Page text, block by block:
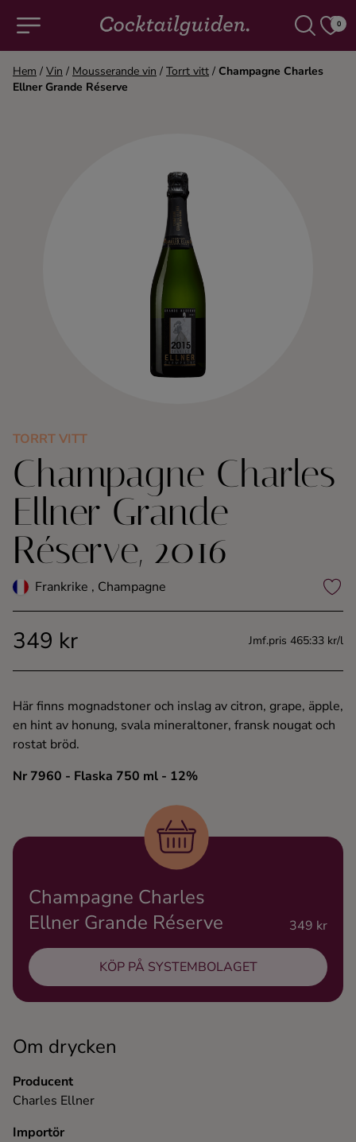
0
COCKTAILS & DRINKAR
Rom
Shots
Tequila
Vodka
Ingredienser
Hem / Vin / Mousserande vin / Torrt vitt / Champagne Charles
Ellner Grande Réserve
TORRT VITT
Champagne Charles
Ellner Grande
Réserve, 2016
Frankrike , Champagne
349 kr Jmf.pris 465:33 kr/l
Här finns mognadstoner och inslag av citron, grape, äpple,
en hint av honung, svala mineraltoner, fransk nougat och
rostat bröd.
Nr 7960 - Flaska 750 ml - 12%
Om drycken
Producent
Charles Ellner
Importör
Champagne Charles
Ellner Grande Réserve
349 kr
KÖP PÅ SYSTEMBOLAGET